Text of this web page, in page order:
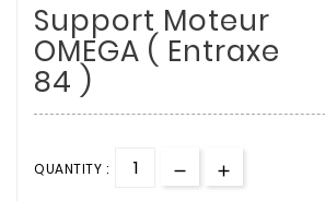
Support Moteur
OMEGA ( Entraxe
84 )
QUANTITY :